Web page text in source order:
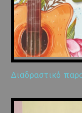
Διαδραστικό